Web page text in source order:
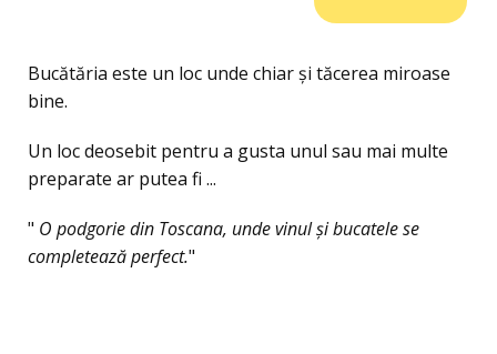
Bucătăria este un loc unde chiar și tăcerea miroase
bine.
Un loc deosebit pentru a gusta unul sau mai multe
preparate ar putea fi ...
" O podgorie din Toscana, unde vinul și bucatele se
completează perfect."